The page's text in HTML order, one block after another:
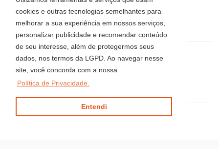
cookies e outras tecnologias semelhantes para
melhorar a sua experiência em nossos serviços,
personalizar publicidade e recomendar conteúdo
de seu interesse, além de protegermos seus
dados, nos termos da LGPD. Ao navegar nesse
site, você concorda com a nossa
Política de Privacidade.
Entendi
Balneário Camboriú - Santa Catarina
CEP: 88330-407
Telefone: (47) 3514-8008
(47) 3344-5942 / 3360-0018 / 99915-0583
locacaoluciaimoveis@gmail.com